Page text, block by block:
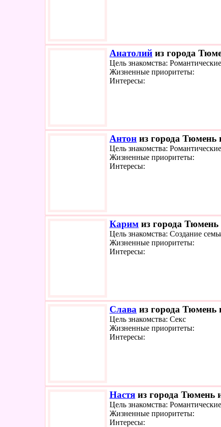
Анатолий из города
Цель знакомства:
Жизненные приоритеты:
Интересы:
Антон из города Тюмень
Цель знакомства:
Жизненные приоритеты:
Интересы:
Карим из города
Цель знакомства: Создание
Жизненные приоритеты:
Интересы:
Слава из города Тюмень
Цель знакомства: Секс
Жизненные приоритеты:
Интересы:
Настя из города Тюмень
Цель знакомства:
Жизненные приоритеты:
Интересы: